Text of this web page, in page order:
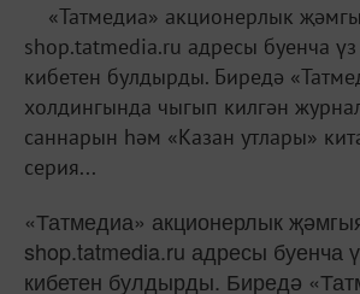
«Татмедиа» акционерлык
shop.tatmedia.ru адресы буенча үз
кибетен булдырды. Биредә
холдингында чыгып килгән
саннарын һәм «Казан утлары»
серия...
«Татмедиа» акционерлык
shop.tatmedia.ru адресы буенча
кибетен булдырды. Биредә